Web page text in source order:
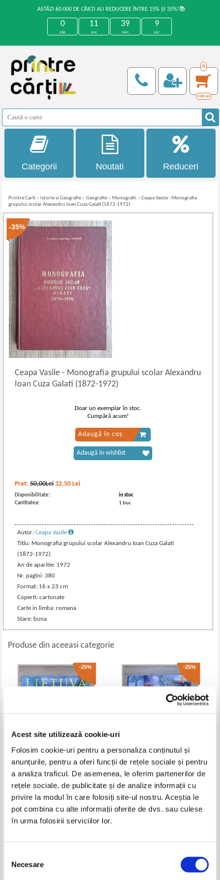
Acest site utilizează cookie-uri
Folosim cookie-uri pentru a personaliza conținutul și
anunțurile, pentru a oferi funcții de rețele sociale și pentru
a analiza traficul. De asemenea, le oferim partenerilor de
rețele sociale, de publicitate și de analize informații cu
privire la modul în care folosiți site-ul nostru. Aceștia le
pot combina cu alte informații oferite de dvs. sau culese
în urma folosirii serviciilor lor.
consimțământului
Necesare
ASTĂZI 60.000 DE CĂRȚI AU REDUCERE ÎNTRE 15% ȘI 35%!📚
0
zile
11
ore
39
min
9
sec
0
0,00 Lei
Categorii Noutati Reduceri
Printre Carti » Istorie si Geografie »Geografie » Monografii »Ceapa Vasile - Monografia
grupului scolar Alexandru Ioan Cuza Galati (1872-1972)
-35%
Ceapa Vasile- Monografia grupului scolar Alexandru
Ioan Cuza Galati (1872-1972)
Pret:50,00Lei 32,50 Lei
Disponibilitate:
in stoc
Cantitatea:
1 buc
Autor:Ceapa Vasile
Titlu: Monografia grupului scolar Alexandru Ioan Cuza Galati
(1872-1972)
An de aparitie: 1972
Nr. pagini: 380
Format: 16 x 23 cm
Coperti: cartonate
Carte in limba: romana
Stare: buna
Doar un exemplar în stoc.
Cumpără acum!
Adaugă în coș
Adaugă în wishlist
Produse din aceeasi categorie
-25%
Marcelijus Martinaitis - Lietuva
40,00Lei 30,00
Adaugă în coș
-25%
100 merveilles du monde
Lei
Adaugă în coș